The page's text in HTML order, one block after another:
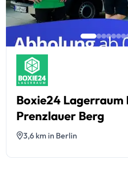
Boxie24 Lagerraum
Prenzlauer Berg
3,6 km in Berlin